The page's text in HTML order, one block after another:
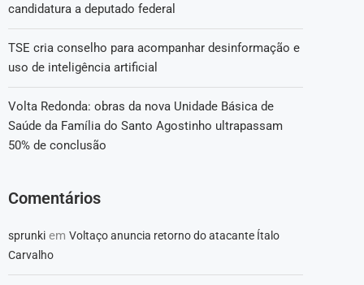
candidatura a deputado federal
TSE cria conselho para acompanhar desinformação e
uso de inteligência artificial
Volta Redonda: obras da nova Unidade Básica de
Saúde da Família do Santo Agostinho ultrapassam
50% de conclusão
Comentários
sprunki em Voltaço anuncia retorno do atacante Ítalo
Carvalho